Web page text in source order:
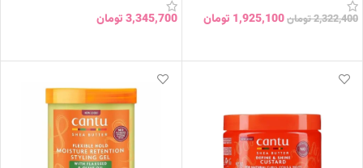
2,322,400تومان1,925,100 تومان 3,345,700تومان